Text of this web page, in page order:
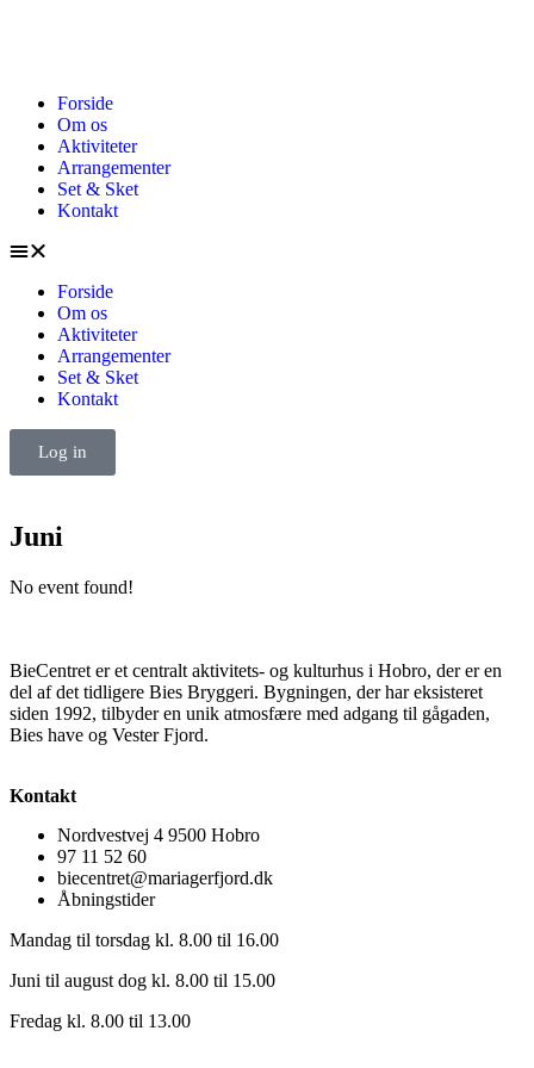
Forside
Om os
Aktiviteter
Arrangementer
Set & Sket
Kontakt
Forside
Om os
Aktiviteter
Arrangementer
Set & Sket
Kontakt
Log in
Juni
No event found!
BieCentret er et centralt aktivitets- og kulturhus i Hobro, der er en
del af det tidligere Bies Bryggeri. Bygningen, der har eksisteret
siden 1992, tilbyder en unik atmosfære med adgang til gågaden,
Bies have og Vester Fjord.
Kontakt
Nordvestvej 4 9500 Hobro
97 11 52 60
biecentret@mariagerfjord.dk
Åbningstider
Mandag til torsdag kl. 8.00 til 16.00
Juni til august dog kl. 8.00 til 15.00
Fredag kl. 8.00 til 13.00